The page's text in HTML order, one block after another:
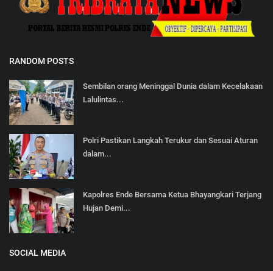
RANDOM POSTS
Sembilan orang Meninggal Dunia dalam Kecelakaan
Lalulintas...
Polri Pastikan Langkah Terukur dan Sesuai Aturan
dalam...
Kapolres Ende Bersama Ketua Bhayangkari Terjang
Hujan Demi...
SOCIAL MEDIA